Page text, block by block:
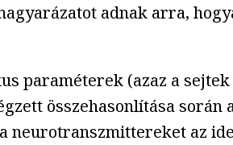
adnak arra,
paraméterek (azaz a
összehasonlítása
neurotranszmittereket az